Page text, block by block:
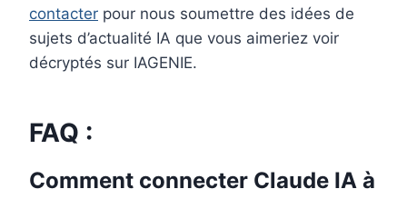
contacter pour nous soumettre des idées de
sujets d’actualité IA que vous aimeriez voir
décryptés sur IAGENIE.
FAQ :
Comment connecter Claude IA à